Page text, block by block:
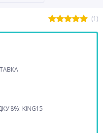
(1)
8%: KING15